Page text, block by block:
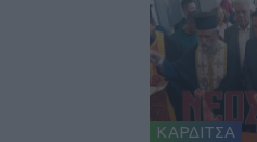
ΚΑΡΔΙΤΣΑ